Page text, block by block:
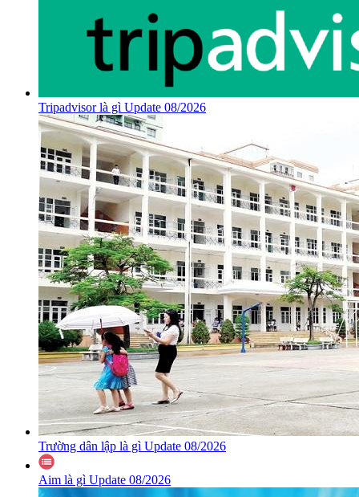
Tripadvisor là gì Update 08/2026
Trường dân lập là gì Update 08/2026
Aim là gì Update 08/2026